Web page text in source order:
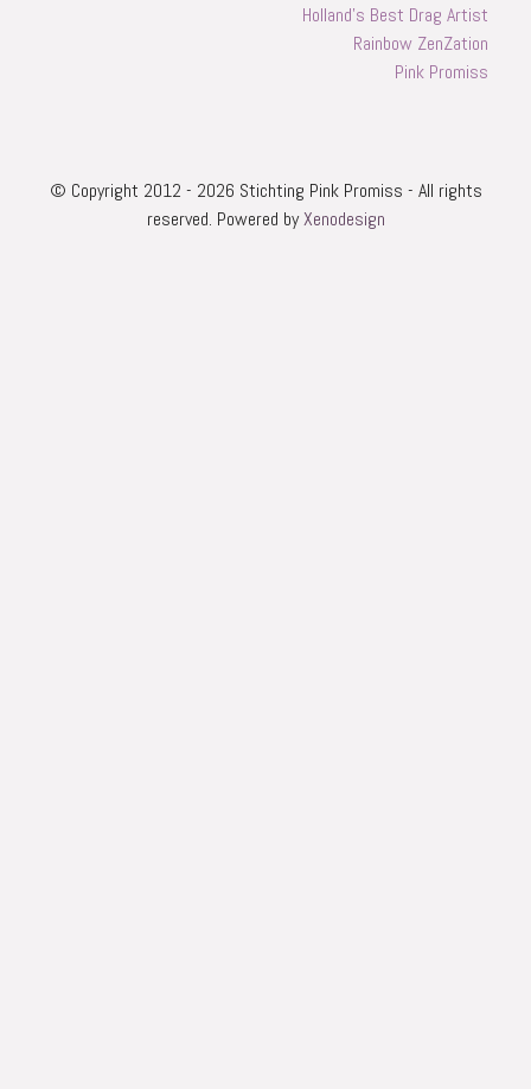
Holland's Best Drag Artist
Rainbow ZenZation
Pink Promiss
© Copyright 2012 - 2026 Stichting Pink Promiss - All rights
reserved. Powered byXenodesign